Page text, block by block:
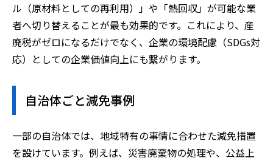
ル（原材料としての再利用）」や「熱回収」が可能な業
者へ切り替えることが最も効果的です。これにより、産
廃税がゼロになるだけでなく、企業の環境配慮（SDGs対
応）としての企業価値向上にも繋がります。
自治体ごと減免事例
一部の自治体では、地域特有の事情に合わせた減免措置
を設けています。例えば、災害廃棄物の処理や、公益上